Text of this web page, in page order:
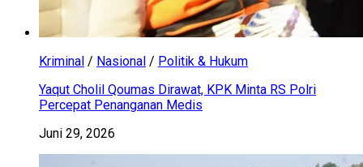
Kriminal / Nasional / Politik & Hukum
Yaqut Cholil Qoumas Dirawat, KPK Minta RS Polri
Percepat Penanganan Medis
Juni 29, 2026